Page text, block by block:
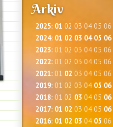
Arkiv
2025: 01 02 03 04 05 06
2024: 01 02 03 04 05 06
2023: 01 02 03 04 05 06
2022: 01 02 03 04 05 06
2021: 01 02 03 04 05 06
2019: 01 02 03 04 05 06
2018: 01 02 03 04 05 06
2017: 01 02 03 04 05 06
2016:01 02 03 04 05 06